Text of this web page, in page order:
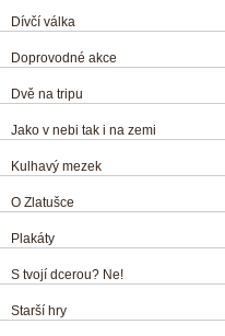
Dívčí válka
Doprovodné akce
Dvě na tripu
Jako v nebi tak i na zemi
Kulhavý mezek
O Zlatušce
Plakáty
S tvojí dcerou? Ne!
Starší hry